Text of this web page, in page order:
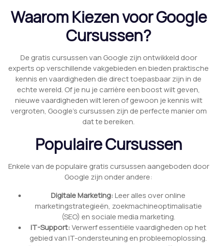
Waarom Kiezen voor Google
Cursussen?
De gratis cursussen van Google zijn ontwikkeld door
experts op verschillende vakgebieden en bieden praktische
kennis en vaardigheden die direct toepasbaar zijn in de
echte wereld. Of je nu je carrière een boost wilt geven,
nieuwe vaardigheden wilt leren of gewoon je kennis wilt
vergroten, Google’s cursussen zijn de perfecte manier om
dat te bereiken.
Populaire Cursussen
Enkele van de populaire gratis cursussen aangeboden door
Google zijn onder andere:
Digitale Marketing:Leer alles over online
marketingstrategieën, zoekmachineoptimalisatie
(SEO) en sociale media marketing.
IT-Support:Verwerf essentiële vaardigheden op het
gebied van IT-ondersteuning en probleemoplossing.